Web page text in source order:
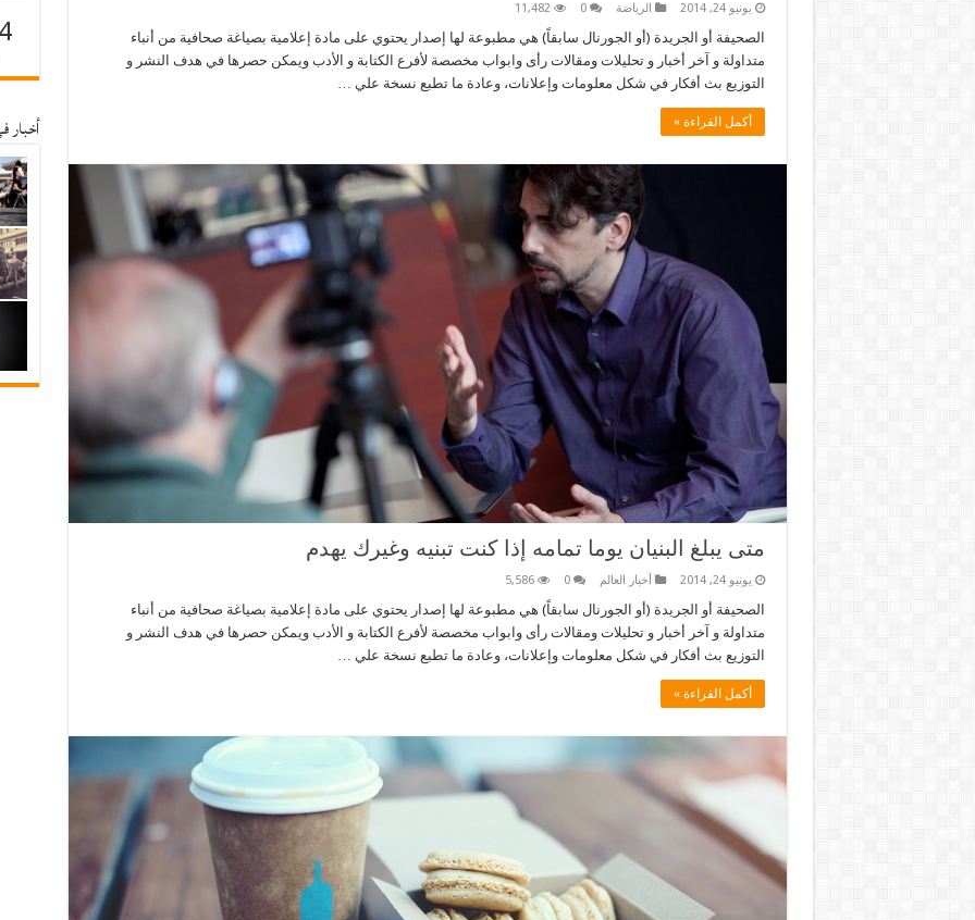
يونيو 24, 2014 الرياضة 0
11,482
الصحيفة أو الجريدة (أو الجورنال سابقاً) هي مطبوعة لها إصدار يحتوي على مادة إعلامية بصياغة صحافية من أنباء
متداولة و آخر أخبار و تحليلات ومقالات رأى وابواب مخصصة لأفرع الكتابة و الأدب ويمكن حصرها في هدف النشر و
التوزيع بث أفكار في شكل معلومات وإعلانات، وعادة ما تطبع نسخة علي …
أكمل القراءة »
متى يبلغ البنيان يوما تمامه إذا كنت تبنيه وغيرك يهدم
يونيو 24, 2014 أخبار العالم 0
5,586
الصحيفة أو الجريدة (أو الجورنال سابقاً) هي مطبوعة لها إصدار يحتوي على مادة إعلامية بصياغة صحافية من أنباء
متداولة و آخر أخبار و تحليلات ومقالات رأى وابواب مخصصة لأفرع الكتابة و الأدب ويمكن حصرها في هدف النشر و
التوزيع بث أفكار في شكل معلومات وإعلانات، وعادة ما تطبع نسخة علي …
أكمل القراءة »